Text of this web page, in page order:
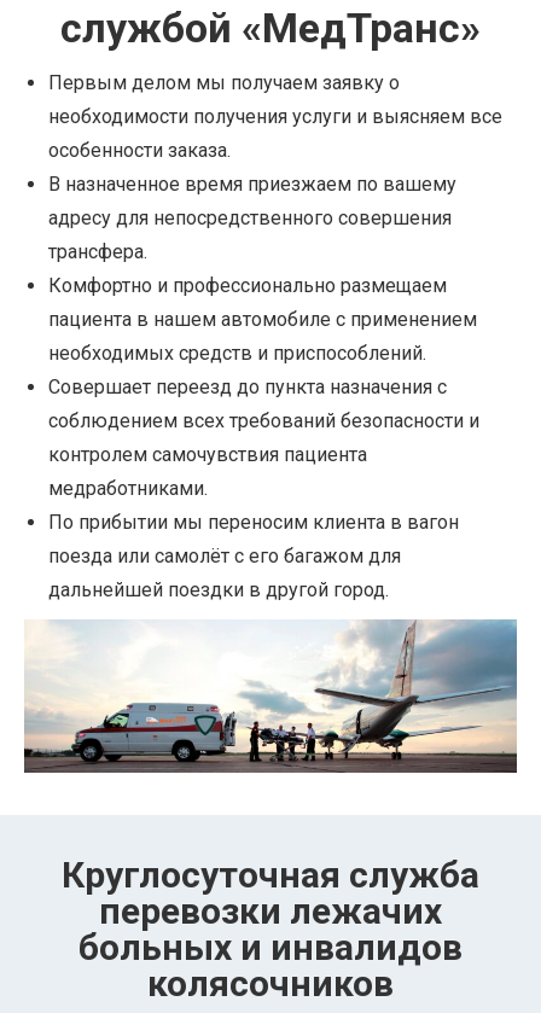
службой «МедТранс»
Первым делом мы получаем заявку о
необходимости получения услуги и выясняем все
особенности заказа.
В назначенное время приезжаем по вашему
адресу для непосредственного совершения
трансфера.
Комфортно и профессионально размещаем
пациента в нашем автомобиле с применением
необходимых средств и приспособлений.
Совершает переезд до пункта назначения с
соблюдением всех требований безопасности и
контролем самочувствия пациента
медработниками.
По прибытии мы переносим клиента в вагон
поезда или самолёт с его багажом для
дальнейшей поездки в другой город.
Круглосуточная служба
перевозки лежачих
больных и инвалидов
колясочников